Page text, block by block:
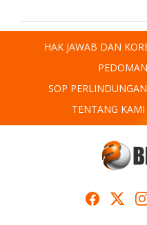
HAK JAWAB DAN
SOP
TENTANG KAMI